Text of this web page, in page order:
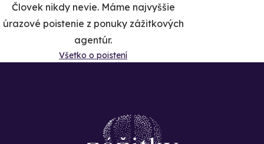
Človek nikdy nevie. Máme najvyššie
úrazové poistenie z ponuky zážitkových
agentúr.
Všetko o poistení